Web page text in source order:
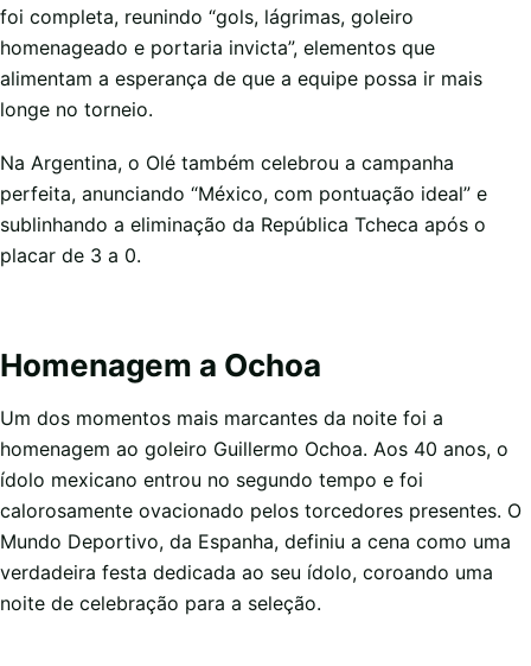
foi completa, reunindo “gols, lágrimas, goleiro
homenageado e portaria invicta”, elementos que
alimentam a esperança de que a equipe possa ir mais
longe no torneio.
Na Argentina, o Olé também celebrou a campanha
perfeita, anunciando “México, com pontuação ideal” e
sublinhando a eliminação da República Tcheca após o
placar de 3 a 0.
Homenagem a Ochoa
Um dos momentos mais marcantes da noite foi a
homenagem ao goleiro Guillermo Ochoa. Aos 40 anos, o
ídolo mexicano entrou no segundo tempo e foi
calorosamente ovacionado pelos torcedores presentes. O
Mundo Deportivo, da Espanha, definiu a cena como uma
verdadeira festa dedicada ao seu ídolo, coroando uma
noite de celebração para a seleção.